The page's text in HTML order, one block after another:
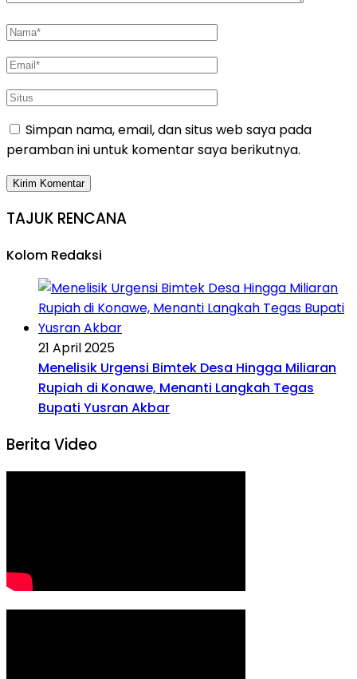
Simpan nama, email, dan situs web saya pada
peramban ini untuk komentar saya berikutnya.
TAJUK RENCANA
Kolom Redaksi
21 April 2025
Menelisik Urgensi Bimtek Desa Hingga Miliaran
Rupiah di Konawe, Menanti Langkah Tegas
Bupati Yusran Akbar
Berita Video